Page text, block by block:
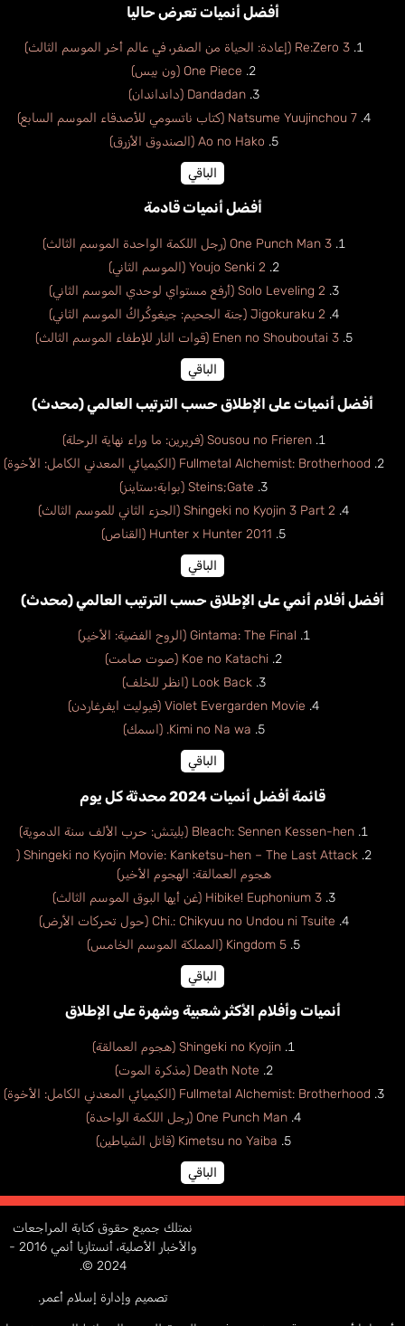
أفضل أنميات تعرض حاليا
Re:Zero 3 (إعادة: الحياة من الصفر، في عالم أخر الموسم الثالث)
One Piece (ون بيس)
Dandadan (دانداندان)
Natsume Yuujinchou 7 (كتاب ناتسومي للأصدقاء الموسم السابع)
Ao no Hako (الصندوق الأزرق)
الباقي
أفضل أنميات قادمة
One Punch Man 3 (رجل اللكمة الواحدة الموسم الثالث)
Youjo Senki 2 (الموسم الثاني)
Solo Leveling 2 (أرفع مستواي لوحدي الموسم الثاني)
Jigokuraku 2 (جنة الجحيم: جيغوكُراكُ الموسم الثاني)
Enen no Shouboutai 3 (قوات النار للإطفاء الموسم الثالث)
الباقي
أفضل أنميات على الإطلاق حسب الترتيب العالمي (محدث)
Sousou no Frieren (فريرين: ما وراء نهاية الرحلة)
Fullmetal Alchemist: Brotherhood (الكيميائي المعدني الكامل: الأخوة)
Steins;Gate (بوابة؛ستاينز)
Shingeki no Kyojin 3 Part 2 (الجزء الثاني للموسم الثالث)
Hunter x Hunter 2011 (القناص)
الباقي
أفضل أفلام أنمي على الإطلاق حسب الترتيب العالمي (محدث)
Gintama: The Final (الروح الفضية: الأخير)
Koe no Katachi (صوت صامت)
Look Back (انظر للخلف)
Violet Evergarden Movie (فيوليت ايفرغاردن)
Kimi no Na wa. (اسمك)
الباقي
قائمة أفضل أنميات 2024 محدثة كل يوم
Bleach: Sennen Kessen-hen (بليتش: حرب الألف سنة الدموية)
Shingeki no Kyojin Movie: Kanketsu-hen – The Last Attack (
هجوم العمالقة: الهجوم الأخير)
Hibike! Euphonium 3 (غن أيها البوق الموسم الثالث)
Chi.: Chikyuu no Undou ni Tsuite (حول تحركات الأرض)
Kingdom 5 (المملكة الموسم الخامس)
الباقي
أنميات وأفلام الأكثر شعبية وشهرة على الإطلاق
Shingeki no Kyojin (هجوم العمالقة)
Death Note (مذكرة الموت)
Fullmetal Alchemist: Brotherhood (الكيميائي المعدني الكامل: الأخوة)
One Punch Man (رجل اللكمة الواحدة)
Kimetsu no Yaiba (قاتل الشياطين)
الباقي
نمتلك جميع حقوق كتابة المراجعات
والأخبار الأصلية، أنستازيا أنمي 2016 -
2024 ©.
تصميم وإدارة إسلام أعمر.